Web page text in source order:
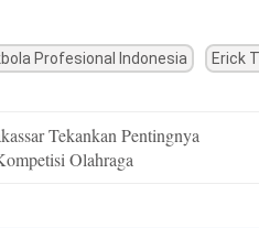
Profesional Indonesia Erick
Tekankan Pentingnya
Olahraga